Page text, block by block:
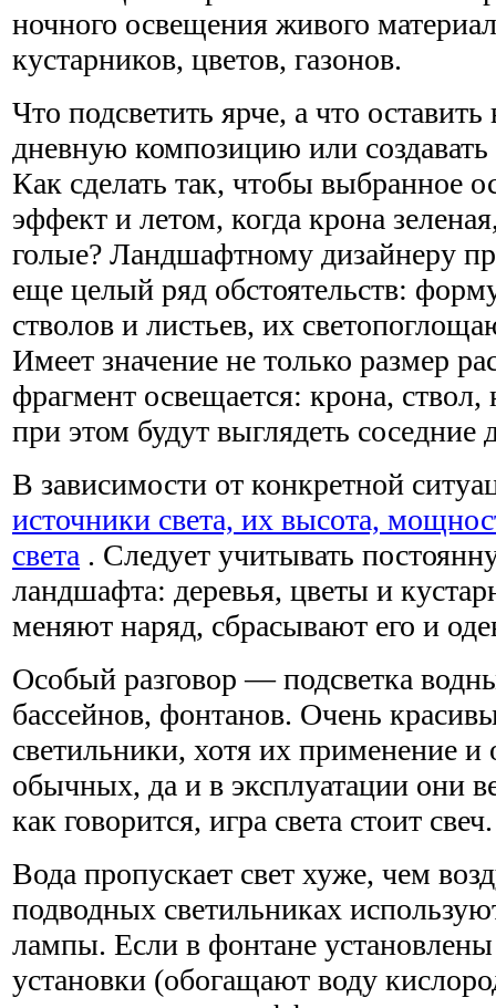
ночного освещения живого
кустарников, цветов, газонов.
Что подсветить ярче, а что
дневную композицию или создавать
Как сделать так, чтобы выбранное
эффект и летом, когда крона
голые? Ландшафтному дизайнеру
еще целый ряд обстоятельств:
стволов и листьев, их
Имеет значение не только размер
фрагмент освещается: крона,
при этом будут выглядеть соседние
В зависимости от конкретной
источники света, их высота,
света . Следует учитывать
ландшафта: деревья, цветы и
меняют наряд, сбрасывают его и
Особый разговор — подсветка
бассейнов, фонтанов. Очень
светильники, хотя их применение и
обычных, да и в эксплуатации они
как говорится, игра света стоит свеч.
Вода пропускает свет хуже, чем
подводных светильниках
лампы. Если в фонтане
установки (обогащают воду